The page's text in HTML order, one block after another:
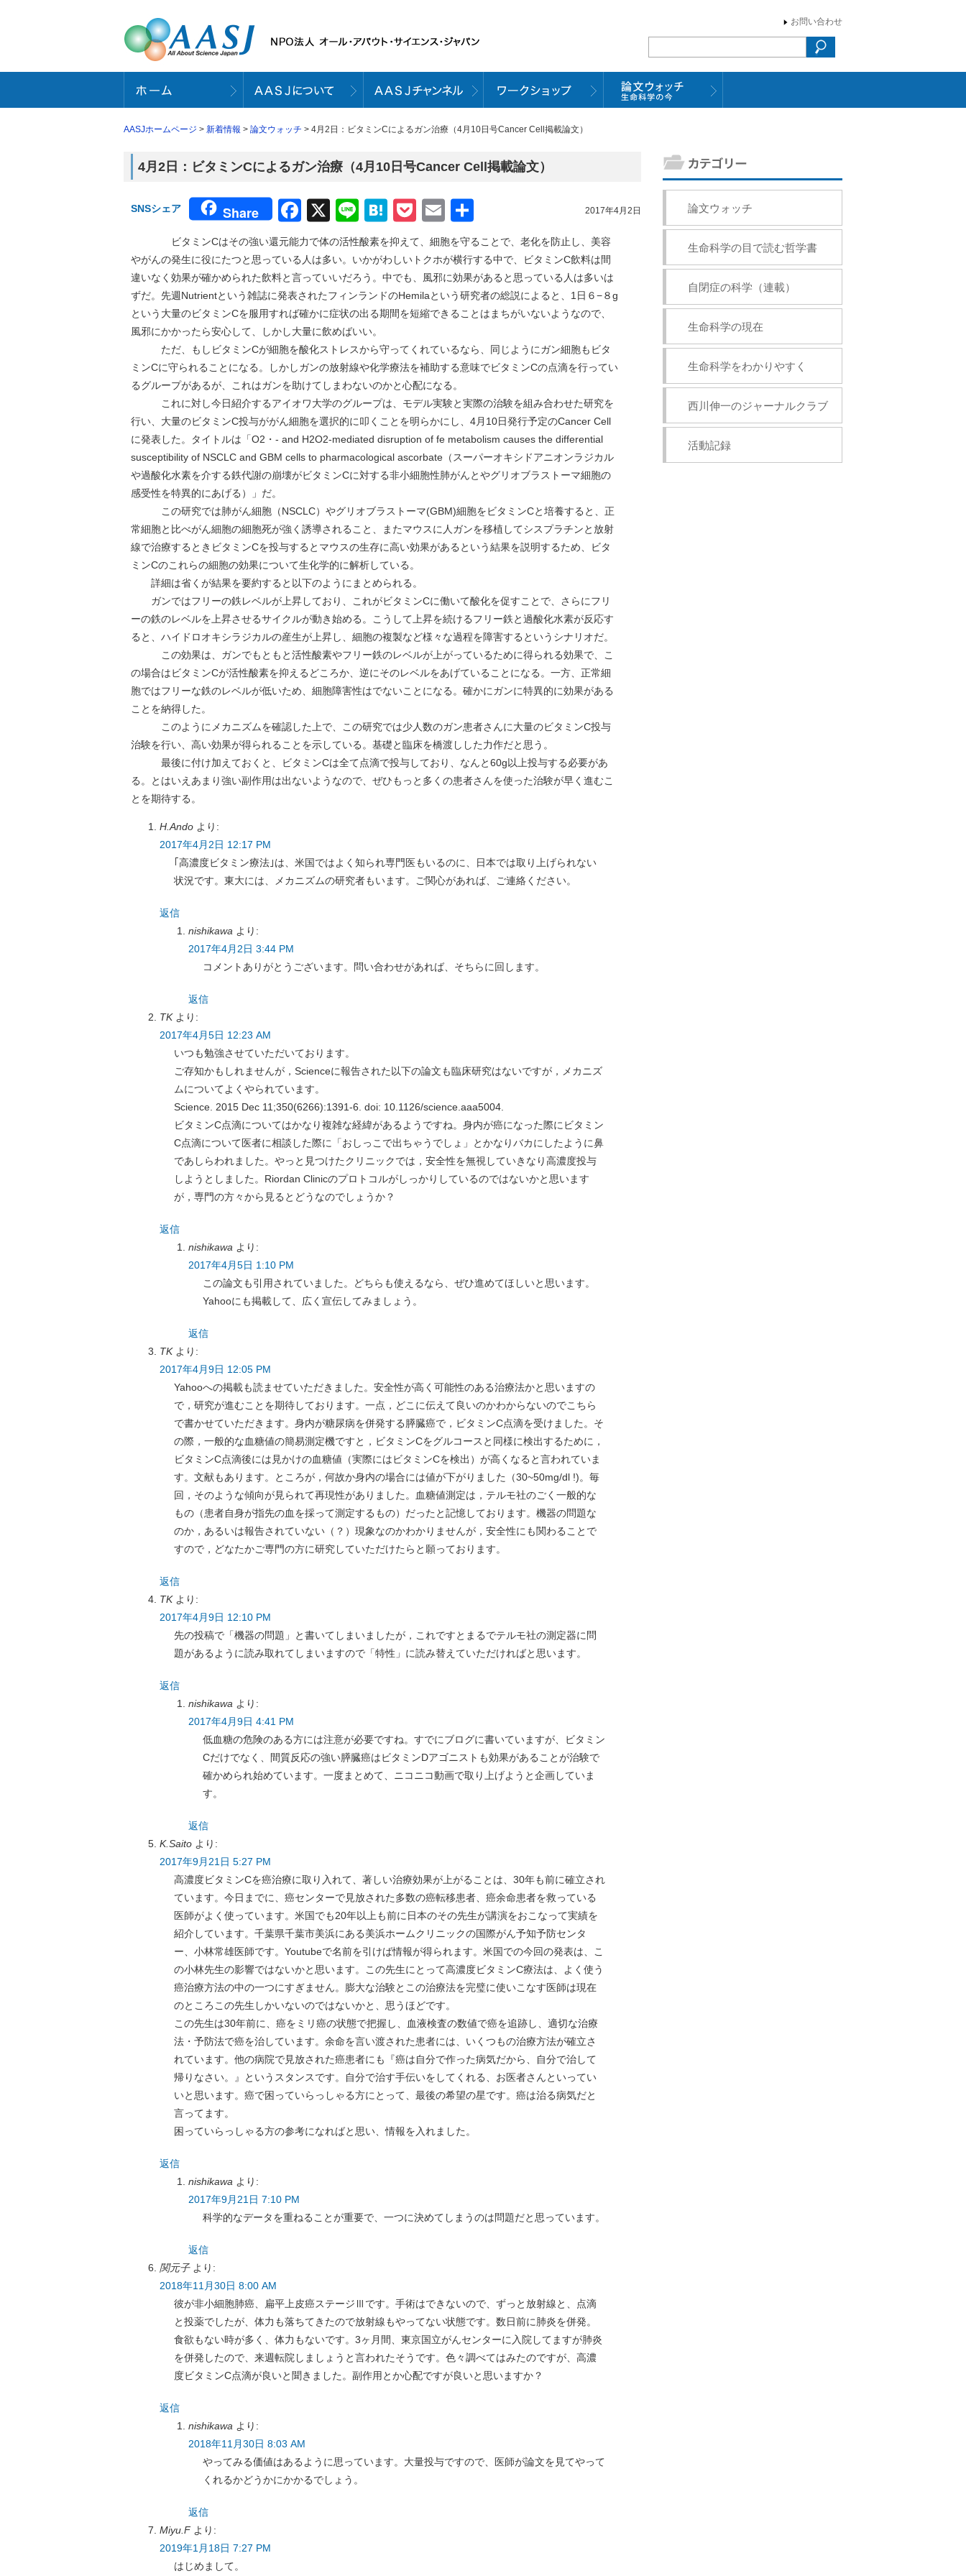
お問い合わせ
AASJホームページ > 新着情報 > 論文ウォッチ > 4月2日：ビタミンCによるガン治療（4月10日号Cancer Cell掲載論文）
4月2日：ビタミンCによるガン治療（4月10日号Cancer Cell掲載論文）
2017年4月2日
SNSシェア Share Facebook
X LineHatena
Pocket
Email
有
ビタミンCはその強い還元能力で体の活性酸素を抑えて、細胞を守ることで、老化を防止し、美容
やがんの発生に役にたつと思っている人は多い。いかがわしいトクホが横行する中で、ビタミンC飲料は間
違いなく効果が確かめられた飲料と言っていいだろう。中でも、風邪に効果があると思っている人は多いは
ずだ。先週Nutrientという雑誌に発表されたフィンランドのHemilaという研究者の総説によると、1日６−８g
という大量のビタミンCを服用すれば確かに症状の出る期間を短縮できることはまちがいないようなので、
風邪にかかったら安心して、しかし大量に飲めばいい。
ただ、もしビタミンCが細胞を酸化ストレスから守ってくれているなら、同じようにガン細胞もビタ
ミンCに守られることになる。しかしガンの放射線や化学療法を補助する意味でビタミンCの点滴を行ってい
るグループがあるが、これはガンを助けてしまわないのかと心配になる。
これに対し今日紹介するアイオワ大学のグループは、モデル実験と実際の治験を組み合わせた研究を
行い、大量のビタミンC投与ががん細胞を選択的に叩くことを明らかにし、4月10日発行予定のCancer Cell
に発表した。タイトルは「O2・- and H2O2-mediated disruption of fe metabolism causes the differential
susceptibility of NSCLC and GBM cells to pharmacological ascorbate（スーパーオキシドアニオンラジカル
や過酸化水素を介する鉄代謝の崩壊がビタミンCに対する非小細胞性肺がんとやグリオブラストーマ細胞の
感受性を特異的にあげる）」だ。
この研究では肺がん細胞（NSCLC）やグリオブラストーマ(GBM)細胞をビタミンCと培養すると、正
常細胞と比べがん細胞の細胞死が強く誘導されること、またマウスに人ガンを移植してシスプラチンと放射
線で治療するときビタミンCを投与するとマウスの生存に高い効果があるという結果を説明するため、ビタ
ミンCのこれらの細胞の効果について生化学的に解析している。
詳細は省くが結果を要約すると以下のようにまとめられる。
ガンではフリーの鉄レベルが上昇しており、これがビタミンCに働いて酸化を促すことで、さらにフリ
ーの鉄のレベルを上昇させるサイクルが動き始める。こうして上昇を続けるフリー鉄と過酸化水素が反応す
ると、ハイドロオキシラジカルの産生が上昇し、細胞の複製など様々な過程を障害するというシナリオだ。
この効果は、ガンでもともと活性酸素やフリー鉄のレベルが上がっているために得られる効果で、こ
の場合はビタミンCが活性酸素を抑えるどころか、逆にそのレベルをあげていることになる。一方、正常細
胞ではフリーな鉄のレベルが低いため、細胞障害性はでないことになる。確かにガンに特異的に効果がある
ことを納得した。
このようにメカニズムを確認した上で、この研究では少人数のガン患者さんに大量のビタミンC投与
治験を行い、高い効果が得られることを示している。基礎と臨床を橋渡しした力作だと思う。
最後に付け加えておくと、ビタミンCは全て点滴で投与しており、なんと60g以上投与する必要があ
る。とはいえあまり強い副作用は出ないようなので、ぜひもっと多くの患者さんを使った治験が早く進むこ
とを期待する。
H.Ando より:
2017年4月2日 12:17 PM
｢高濃度ビタミン療法｣は、米国ではよく知られ専門医もいるのに、日本では取り上げられない
状況です。東大には、メカニズムの研究者もいます。ご関心があれば、ご連絡ください。
返信
nishikawa より:
2017年4月2日 3:44 PM
コメントありがとうございます。問い合わせがあれば、そちらに回します。
返信
TK より:
2017年4月5日 12:23 AM
いつも勉強させていただいております。
ご存知かもしれませんが，Scienceに報告された以下の論文も臨床研究はないですが，メカニズ
ムについてよくやられています。
Science. 2015 Dec 11;350(6266):1391-6. doi: 10.1126/science.aaa5004.
ビタミンC点滴についてはかなり複雑な経緯があるようですね。身内が癌になった際にビタミン
C点滴について医者に相談した際に「おしっこで出ちゃうでしょ」とかなりバカにしたように鼻
であしらわれました。やっと見つけたクリニックでは，安全性を無視していきなり高濃度投与
しようとしました。Riordan Clinicのプロトコルがしっかりしているのではないかと思います
が，専門の方々から見るとどうなのでしょうか？
返信
nishikawa より:
2017年4月5日 1:10 PM
この論文も引用されていました。どちらも使えるなら、ぜひ進めてほしいと思います。
Yahooにも掲載して、広く宣伝してみましょう。
返信
TK より:
2017年4月9日 12:05 PM
Yahooへの掲載も読ませていただきました。安全性が高く可能性のある治療法かと思いますの
で，研究が進むことを期待しております。一点，どこに伝えて良いのかわからないのでこちら
で書かせていただきます。身内が糖尿病を併発する膵臓癌で，ビタミンC点滴を受けました。そ
の際，一般的な血糖値の簡易測定機ですと，ビタミンCをグルコースと同様に検出するために，
ビタミンC点滴後には見かけの血糖値（実際にはビタミンCを検出）が高くなると言われていま
す。文献もあります。ところが，何故か身内の場合には値が下がりました（30~50mg/dl !)。毎
回，そのような傾向が見られて再現性がありました。血糖値測定は，テルモ社のごく一般的な
もの（患者自身が指先の血を採って測定するもの）だったと記憶しております。機器の問題な
のか，あるいは報告されていない（？）現象なのかわかりませんが，安全性にも関わることで
すので，どなたかご専門の方に研究していただけたらと願っております。
返信
TK より:
2017年4月9日 12:10 PM
先の投稿で「機器の問題」と書いてしまいましたが，これですとまるでテルモ社の測定器に問
題があるように読み取れてしまいますので「特性」に読み替えていただければと思います。
返信
nishikawa より:
2017年4月9日 4:41 PM
低血糖の危険のある方には注意が必要ですね。すでにブログに書いていますが、ビタミン
Cだけでなく、間質反応の強い膵臓癌はビタミンDアゴニストも効果があることが治験で
確かめられ始めています。一度まとめて、ニコニコ動画で取り上げようと企画していま
す。
返信
K.Saito より:
2017年9月21日 5:27 PM
高濃度ビタミンCを癌治療に取り入れて、著しい治療効果が上がることは、30年も前に確立され
ています。今日までに、癌センターで見放された多数の癌転移患者、癌余命患者を救っている
医師がよく使っています。米国でも20年以上も前に日本のその先生が講演をおこなって実績を
紹介しています。千葉県千葉市美浜にある美浜ホームクリニックの国際がん予知予防センタ
ー、小林常雄医師です。Youtubeで名前を引けば情報が得られます。米国での今回の発表は、こ
の小林先生の影響ではないかと思います。この先生にとって高濃度ビタミンC療法は、よく使う
癌治療方法の中の一つにすぎません。膨大な治験とこの治療法を完璧に使いこなす医師は現在
のところこの先生しかいないのではないかと、思うほどです。
この先生は30年前に、癌をミリ癌の状態で把握し、血液検査の数値で癌を追跡し、適切な治療
法・予防法で癌を治しています。余命を言い渡された患者には、いくつもの治療方法が確立さ
れています。他の病院で見放された癌患者にも『癌は自分で作った病気だから、自分で治して
帰りなさい。』というスタンスです。自分で治す手伝いをしてくれる、お医者さんといってい
いと思います。癌で困っていらっしゃる方にとって、最後の希望の星です。癌は治る病気だと
言ってます。
困っていらっしゃる方の参考になればと思い、情報を入れました。
返信
nishikawa より:
2017年9月21日 7:10 PM
科学的なデータを重ねることが重要で、一つに決めてしまうのは問題だと思っています。
返信
関元子 より:
2018年11月30日 8:00 AM
彼が非小細胞肺癌、扁平上皮癌ステージⅢです。手術はできないので、ずっと放射線と、点滴
と投薬でしたが、体力も落ちてきたので放射線もやってない状態です。数日前に肺炎を併発。
食欲もない時が多く、体力もないです。3ヶ月間、東京国立がんセンターに入院してますが肺炎
を併発したので、来週転院しましょうと言われたそうです。色々調べてはみたのですが、高濃
度ビタミンC点滴が良いと聞きました。副作用とか心配ですが良いと思いますか？
返信
nishikawa より:
2018年11月30日 8:03 AM
やってみる価値はあるように思っています。大量投与ですので、医師が論文を見てやって
くれるかどうかにかかるでしょう。
返信
Miyu.F より:
2019年1月18日 7:27 PM
はじめまして。
論文ウォッチ
生命科学の目で読む哲学書
自閉症の科学（連載）
生命科学の現在
生命科学をわかりやすく
西川伸一のジャーナルクラブ
活動記録